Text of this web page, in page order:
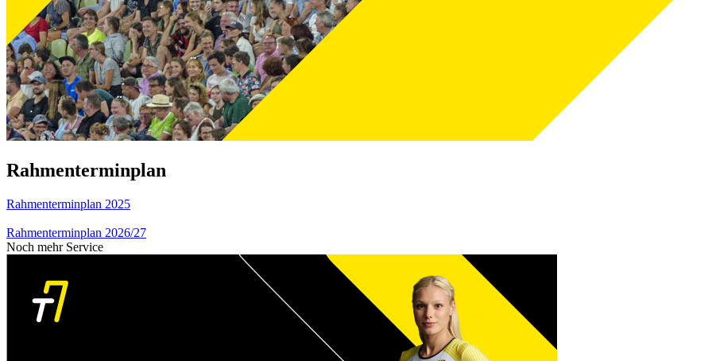
Rahmenterminplan
Rahmenterminplan 2025
Rahmenterminplan 2026/27
Noch mehr Service